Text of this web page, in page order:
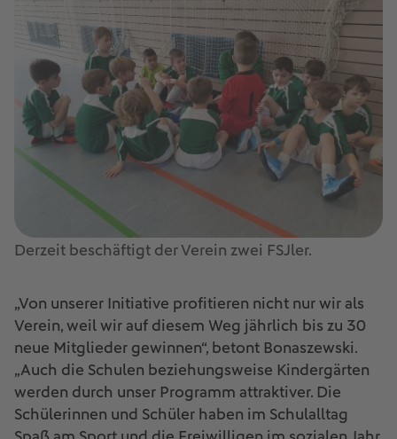
Derzeit beschäftigt der Verein zwei FSJler.
„Von unserer Initiative profitieren nicht nur wir als
Verein, weil wir auf diesem Weg jährlich bis zu 30
neue Mitglieder gewinnen“, betont Bonaszewski.
„Auch die Schulen beziehungsweise Kindergärten
werden durch unser Programm attraktiver. Die
Schülerinnen und Schüler haben im Schulalltag